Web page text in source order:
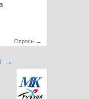
Опросы →
→